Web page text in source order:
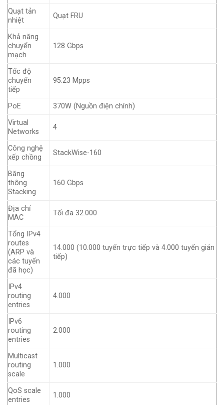
Quạt tản
nhiệt
Quạt FRU
Khả năng
chuyển
mạch
128 Gbps
Tốc độ
chuyển
tiếp
95.23 Mpps
PoE
370W (Nguồn điện chính)
Virtual
Networks
4
Công nghệ
xếp chồng
StackWise-160
Băng
thông
Stacking
160 Gbps
Địa chỉ
MAC
Tối đa 32.000
Tổng IPv4
routes
(ARP và
các tuyến
đã học)
14.000 (10.000 tuyến trực tiếp và 4.000 tuyến gián
tiếp)
IPv4
routing
entries
4.000
IPv6
routing
entries
2.000
Multicast
routing
scale
1.000
QoS scale
entries
1.000